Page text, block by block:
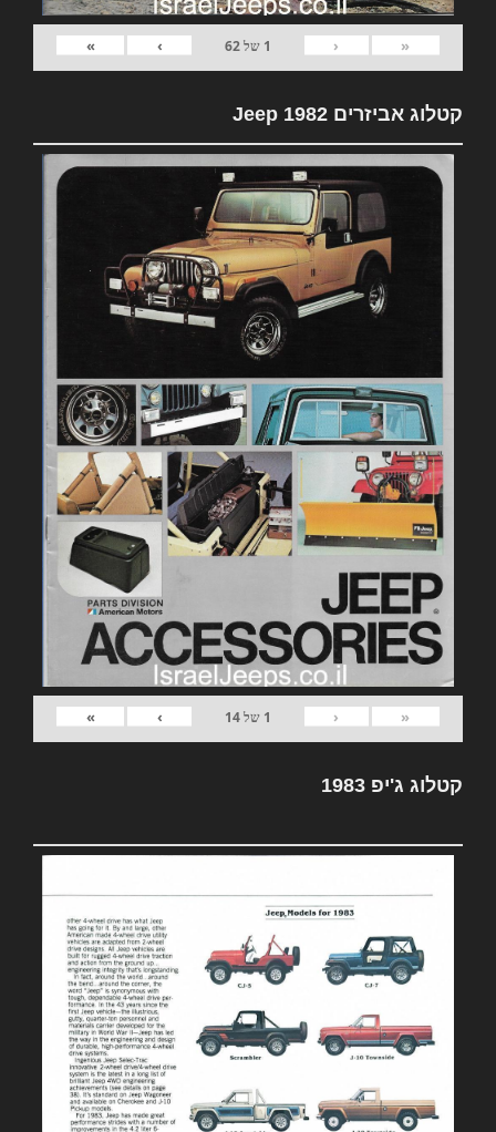
«
‹
1 של62
›
»
קטלוג אביזרים 1982 Jeep
«
‹
1 של14
›
»
קטלוג ג'יפ 1983